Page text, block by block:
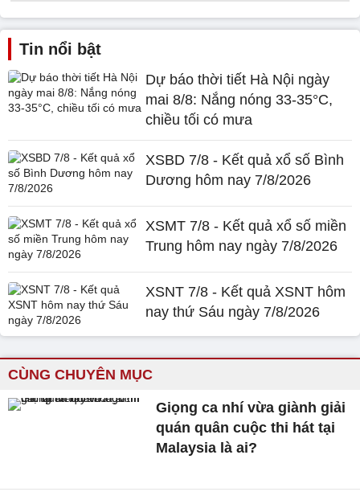
Tin nổi bật
Dự báo thời tiết Hà Nội ngày
mai 8/8: Nắng nóng 33-35°C,
chiều tối có mưa
XSBD 7/8 - Kết quả xổ số Bình
Dương hôm nay 7/8/2026
XSMT 7/8 - Kết quả xổ số miền
Trung hôm nay ngày 7/8/2026
XSNT 7/8 - Kết quả XSNT hôm
nay thứ Sáu ngày 7/8/2026
CÙNG CHUYÊN MỤC
Giọng ca nhí vừa giành giải
quán quân cuộc thi hát tại
Malaysia là ai?